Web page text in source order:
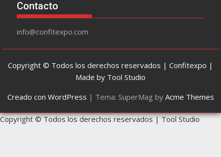
Contacto
info@confitexpo.com
Copyright © Todos los derechos reservados | Confitexpo |
Made by Tool Studio
Creado con WordPress | Tema: SuperMag by Acme Themes
Copyright © Todos los derechos reservados | Tool Studio